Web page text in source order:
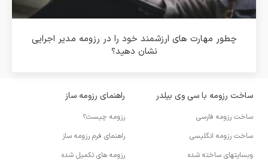
چطور مهارت های ارزشمند خود را در رزومه مدیر اجرایی
نشان دهید؟
ساخت رزومه با سی وی بیلدر
ساخت رزومه فارسی
ساخت رزومه انگلیسی
وبسایتهای ساخته شده
راهنمای رزومه ساز
رزومه چیست؟
راهنمای فرم رزومه ساز
رزومه های تکمیل شده